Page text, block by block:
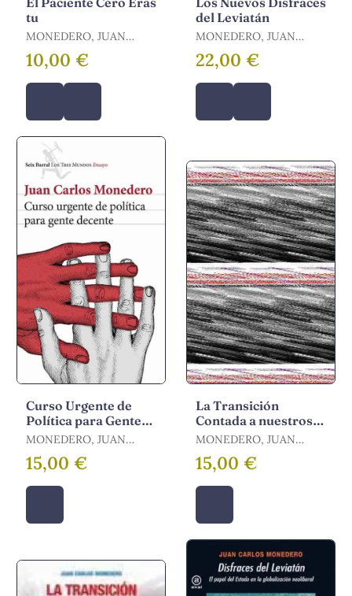
tu
MONEDERO, JUAN
CARLOS
10,00 €
del Leviatán
MONEDERO, JUAN
CARLOS
22,00 €
Curso Urgente de
Política para Gente
Decente
MONEDERO, JUAN
CARLOS
15,00 €
La Transición
Contada a nuestros
Padres
MONEDERO, JUAN
CARLOS
15,00 €